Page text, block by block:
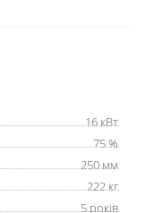
16 кВт
75 %
250 мм
222 кг
5 років